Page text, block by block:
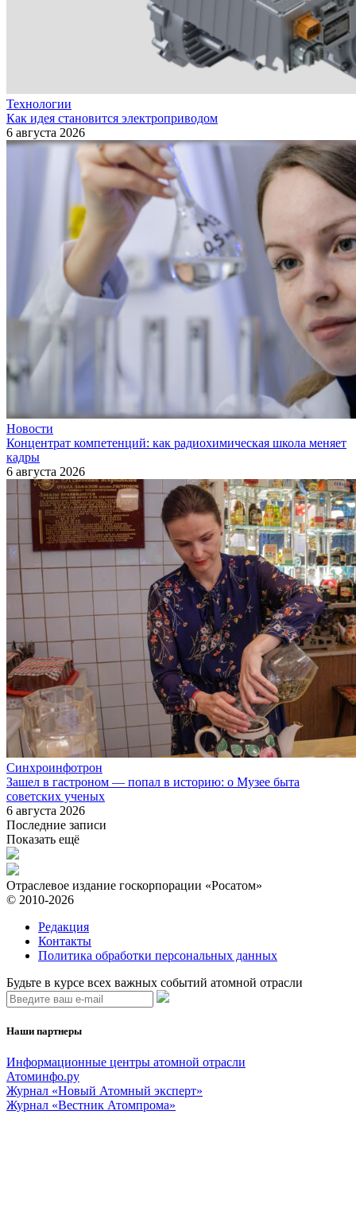
Технологии
Как идея становится электроприводом
6 августа 2026
Новости
Концентрат компетенций: как радиохимическая школа меняет
кадры
6 августа 2026
Синхроинфотрон
Зашел в гастроном — попал в историю: о Музее быта
советских ученых
6 августа 2026
Последние записи
Показать ещё
Отраслевое издание госкорпорации «Росатом»
© 2010-2026
Редакция
Контакты
Политика обработки персональных данных
Будьте в курсе всех важных событий атомной отрасли
Наши партнеры
Информационные центры атомной отрасли
Атоминфо.ру
Журнал «Новый Атомный эксперт»
Журнал «Вестник Атомпрома»